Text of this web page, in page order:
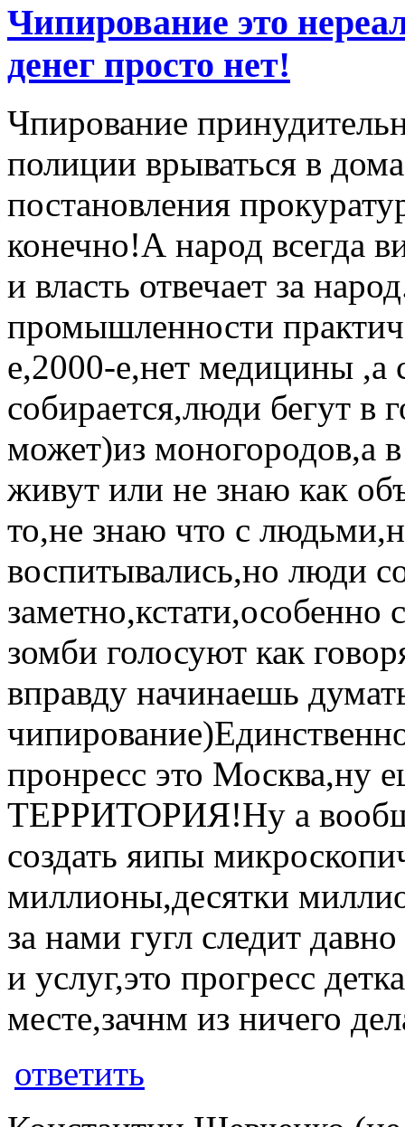
Чипирование это
денег просто нет!
Чпирование
полиции врываться в
постановления
конечно!А народ всегда
и власть отвечает за
промышленности
е,2000-е,нет медицины ,а
собирается,люди бегут в
может)из моногородов,а
живут или не знаю как
то,не знаю что с
воспитывались,но люди
заметно,кстати,особенно
зомби голосуют как
вправду начинаешь
пронресс это Москва,ну
ТЕРРИТОРИЯ!Ну а
создать яипы
миллионы,десятки
за нами гугл следит
и услуг,это прогресс
месте,зачнм из ничего
ответить